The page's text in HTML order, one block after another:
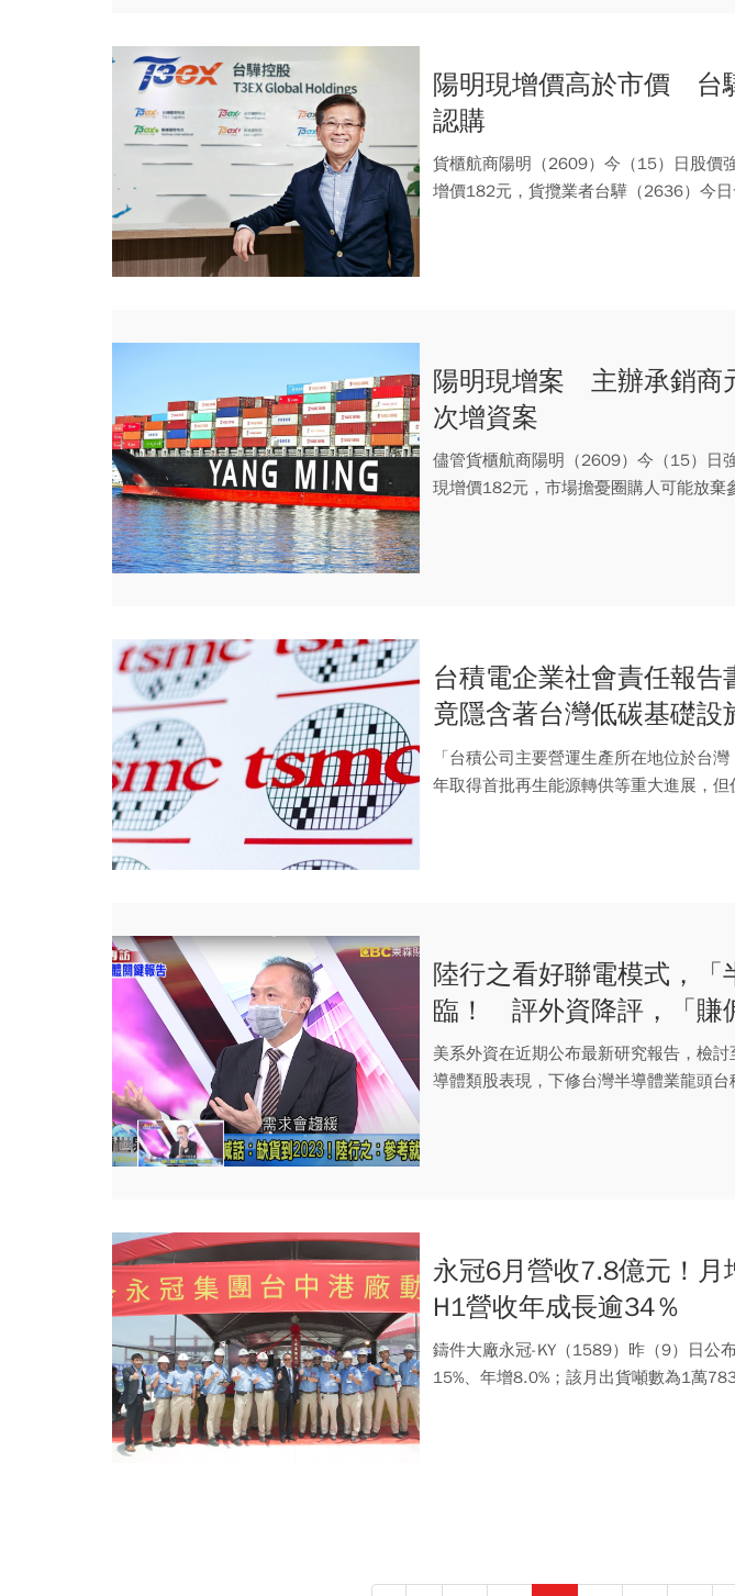
陽明現增價高於市價 台
認購
貨櫃航商陽明（2609）今（15）日股價
增價182元，貨攬業者台驊（2636）今
陽明現增案 主辦承銷商
次增資案
儘管貨櫃航商陽明（2609）今（15）日
現增價182元，市場擔憂圈購人可能放棄
台積電企業社會責任報
竟隱含著台灣低碳基礎設
資的窘境
「台積公司主要營運生產所在地位於台
年取得首批再生能源轉供等重大進展，
陸行之看好聯電模式，「
臨！ 評外資降評，「賺
美系外資在近期公布最新研究報告，檢
導體類股表現，下修台灣半導體業龍頭
永冠6月營收7.8億元！
H1營收年成長逾34％
鑄件大廠永冠-KY（1589）昨（9）日公
15%、年增8.0%；該月出貨噸數為1萬